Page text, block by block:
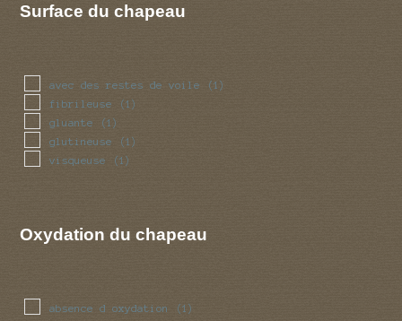
Surface du chapeau
avec des restes de voile (1)
fibrileuse (1)
gluante (1)
glutineuse (1)
visqueuse (1)
Oxydation du chapeau
absence d oxydation (1)